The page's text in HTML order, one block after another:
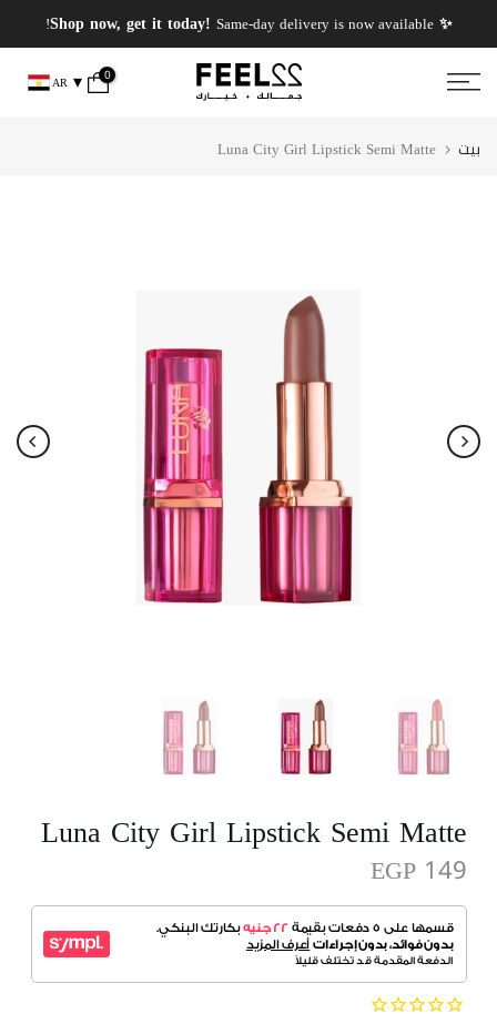
انتقل
إلى
المحتوى
✨ Shop now, get it today!
Same-day delivery is now available!
0
AR
بيت Luna City Girl Lipstick Semi Matte
Luna City Girl Lipstick Semi Matte
EGP 149